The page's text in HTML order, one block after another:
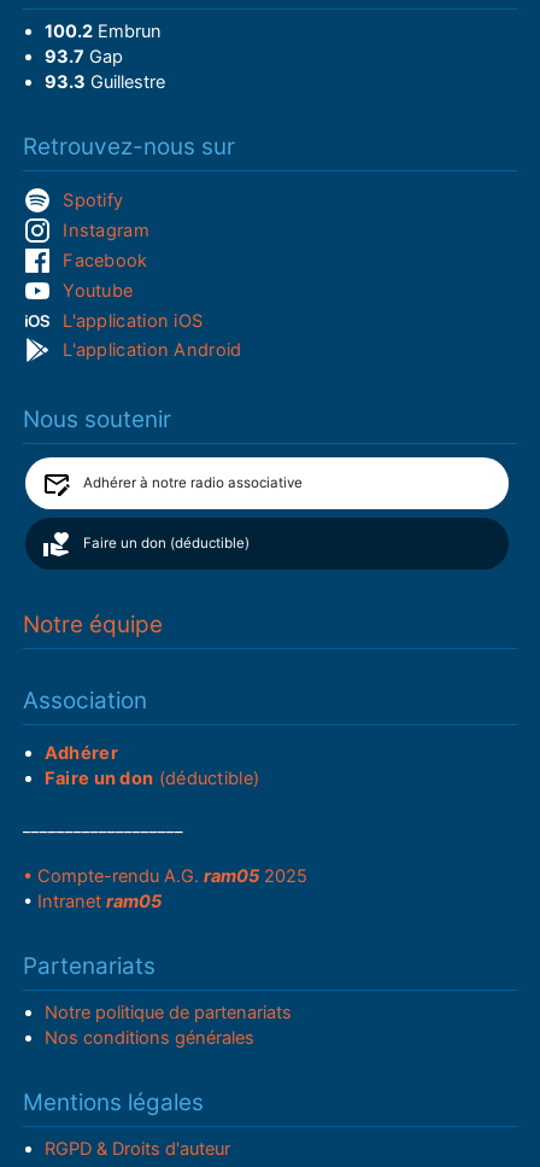
100.2Embrun
93.7 Gap
93.3 Guillestre
Retrouvez-nous sur
Spotify
Instagram
Facebook
Youtube
L'application iOS
L'application Android
Nous soutenir
Adhérer à notre radio associative
Faire un don (déductible)
Notre équipe
Association
Adhérer
Faire un don (déductible)
• Compte-rendu A.G.ram05 2025
• Intranetram05
Partenariats
Notre politique de partenariats
Nos conditions générales
Mentions légales
RGPD & Droits d'auteur